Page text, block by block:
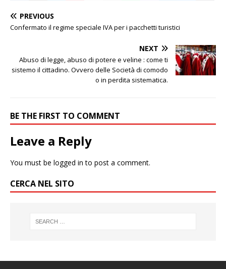
PREVIOUS
Confermato il regime speciale IVA per i pacchetti turistici
NEXT
Abuso di legge, abuso di potere e veline : come ti
sistemo il cittadino. Ovvero delle Società di comodo
o in perdita sistematica.
BE THE FIRST TO COMMENT
Leave a Reply
You must be logged in to post a comment.
CERCA NEL SITO